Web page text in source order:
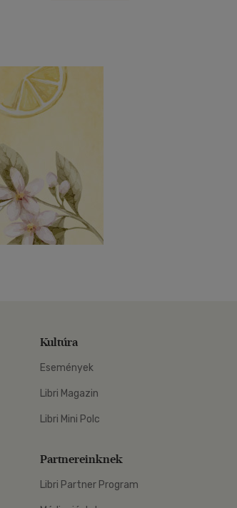
Kultúra
Események
Libri Magazin
Libri Mini Polc
Partnereinknek
Libri Partner Program